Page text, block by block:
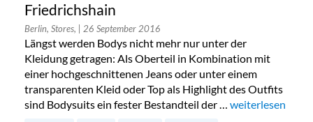
Friedrichshain
Berlin, Stores, | 26 September 2016
Längst werden Bodys nicht mehr nur unter der
Kleidung getragen: Als Oberteil in Kombination mit
einer hochgeschnittenen Jeans oder unter einem
transparenten Kleid oder Top als Highlight des Outfits
sind Bodysuits ein fester Bestandteil der … „Bodysuits von
weiterlesen